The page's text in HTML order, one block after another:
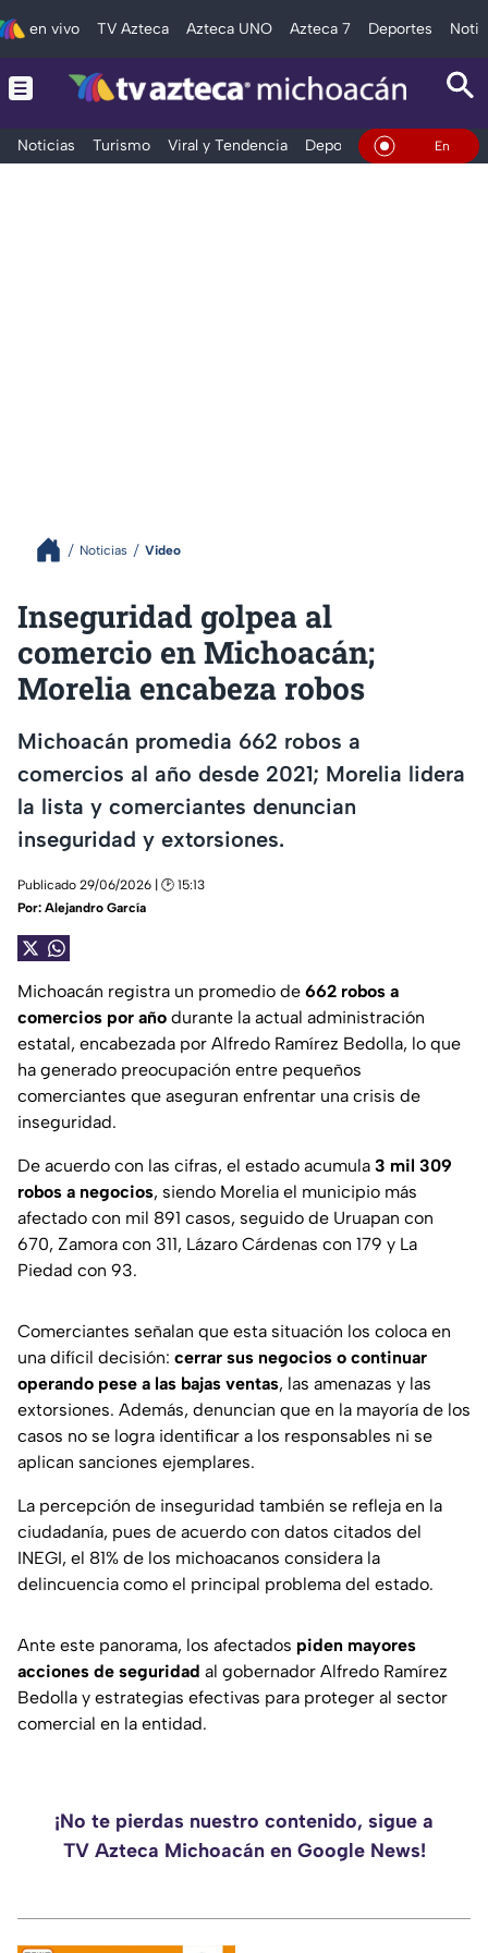
en vivo TV Azteca Azteca UNO Azteca 7 Deportes
Noticias Turismo Viral y Tendencia Deportes Espectáculos
En Vivo
Noticias Video
Inseguridad golpea al
comercio en Michoacán;
Morelia encabeza robos
Michoacán promedia 662 robos a
comercios al año desde 2021; Morelia lidera
la lista y comerciantes denuncian
inseguridad y extorsiones.
Publicado 29/06/2026 | 🕑 15:13
Por: Alejandro García
Michoacán registra un promedio de 662 robos a
comercios por año durante la actual administración
estatal, encabezada por Alfredo Ramírez Bedolla, lo que
ha generado preocupación entre pequeños
comerciantes que aseguran enfrentar una crisis de
inseguridad.
De acuerdo con las cifras, el estado acumula 3 mil 309
robos a negocios, siendo Morelia el municipio más
afectado con mil 891 casos, seguido de Uruapan con
670, Zamora con 311, Lázaro Cárdenas con 179 y La
Piedad con 93.
Comerciantes señalan que esta situación los coloca en
una difícil decisión: cerrar sus negocios o continuar
operando pese a las bajas ventas, las amenazas y las
extorsiones. Además, denuncian que en la mayoría de los
casos no se logra identificar a los responsables ni se
aplican sanciones ejemplares.
La percepción de inseguridad también se refleja en la
ciudadanía, pues de acuerdo con datos citados del
INEGI, el 81% de los michoacanos considera la
delincuencia como el principal problema del estado.
Ante este panorama, los afectados piden mayores
acciones de seguridad al gobernador Alfredo Ramírez
Bedolla y estrategias efectivas para proteger al sector
comercial en la entidad.
¡No te pierdas nuestro contenido, sigue a
TV Azteca Michoacán en Google News!